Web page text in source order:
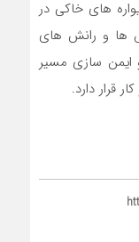
های خاکی در
ها و رانش های
ایمن سازی مسیر